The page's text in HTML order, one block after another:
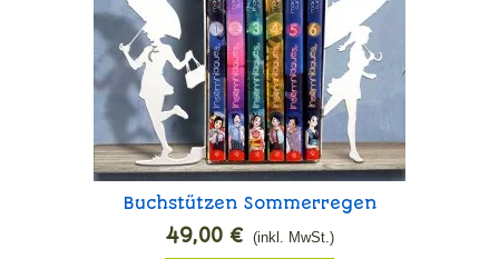
Buchstützen Sommerregen
49,00 € (inkl. MwSt.)